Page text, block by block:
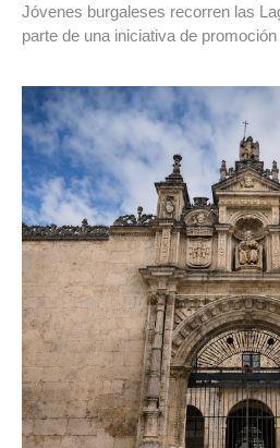
Jóvenes burgaleses recorren las
parte de una iniciativa de